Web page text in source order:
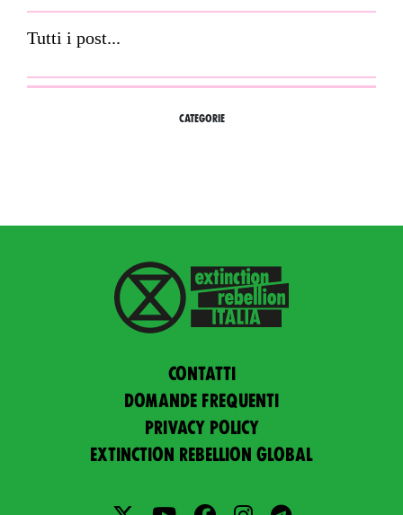
Tutti i post...
CATEGORIE
Contatti
Domande frequenti
Privacy policy
Extinction Rebellion Global